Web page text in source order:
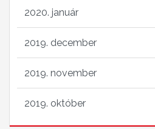
2020. január
2019. december
2019. november
2019. október